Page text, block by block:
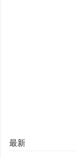
最新